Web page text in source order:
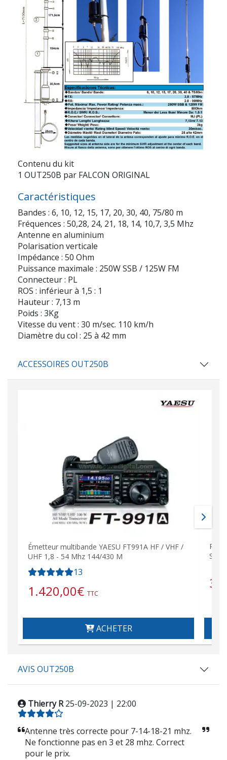
Contenu du kit
1 OUT250B par FALCON ORIGINAL
Caractéristiques
Bandes : 6, 10, 12, 15, 17, 20, 30, 40, 75/80 m
Fréquences : 50,28, 24, 21, 18, 14, 10,7, 3,5 Mhz
Antenne en aluminium
Polarisation verticale
Impédance : 50 Ohm
Puissance maximale : 250W SSB / 125W FM
Connecteur : PL
ROS : inférieur à 1,5 : 1
Hauteur : 7,13 m
Poids : 3Kg
Vitesse du vent : 30 m/sec. 110 km/h
Diamètre du col : 25 à 42 mm
ACCESSOIRES OUT250B
Émetteur multibande YAESU FT991A HF / VHF /
UHF 1,8 - 54 Mhz 144/430 M
13
1.420,00€ TTC
ACHETER
AVIS OUT250B
Thierry R 25-09-2023 | 22:00
Antenne très correcte pour 7-14-18-21 mhz.
Ne fonctionne pas en 3 et 28 mhz. Correct
pour le prix.